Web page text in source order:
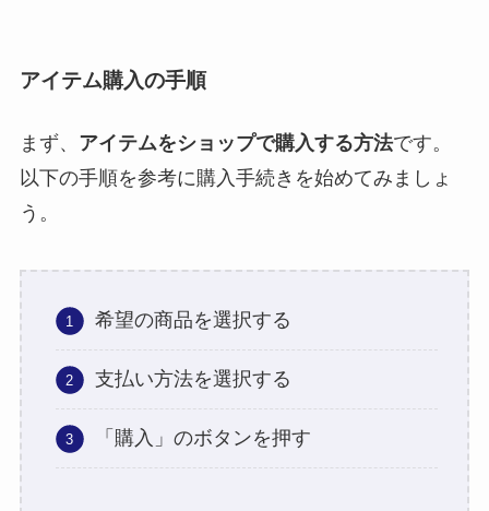
アイテム購入の手順
まず、 アイテムをショップで購入する方法です。
以下の手順を参考に購入手続きを始めてみましょ
う。
希望の商品を選択する
支払い方法を選択する
「購入」のボタンを押す